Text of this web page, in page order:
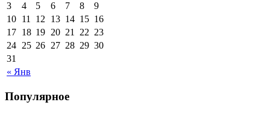
« Янв
3
4 5 6 7 8
9
10 11 12 13 14 15 16
17 18 19 20 21 22 23
24 25 26 27 28 29 30
31
Популярное